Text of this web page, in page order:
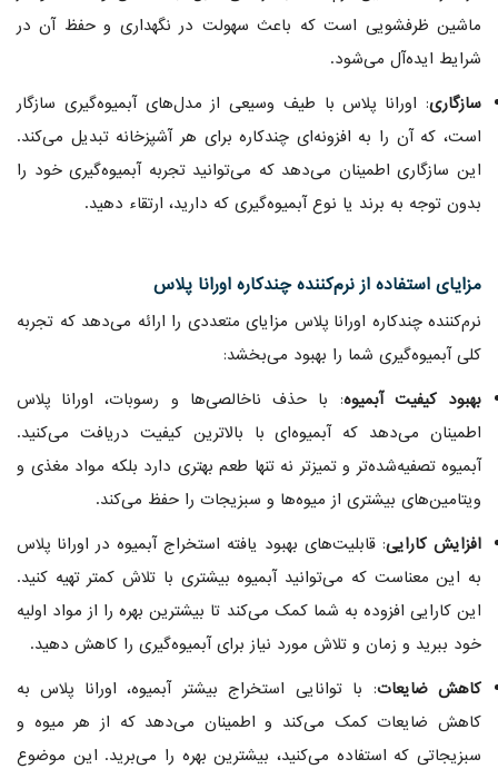
ماشین ظرفشویی است که باعث سهولت در نگهداری و حفظ آن در
شرایط ایده‌آل می‌شود.
سازگاری: اورانا پلاس با طیف وسیعی از مدل‌های آبمیوه‌گیری سازگار
است، که آن را به افزونه‌ای چندکاره برای هر آشپزخانه تبدیل می‌کند.
این سازگاری اطمینان می‌دهد که می‌توانید تجربه آبمیوه‌گیری خود را
بدون توجه به برند یا نوع آبمیوه‌گیری که دارید، ارتقاء دهید.
مزایای استفاده از نرم‌کننده چندکاره اورانا پلاس
نرم‌کننده چندکاره اورانا پلاس مزایای متعددی را ارائه می‌دهد که تجربه
کلی آبمیوه‌گیری شما را بهبود می‌بخشد:
بهبود کیفیت آبمیوه: با حذف ناخالصی‌ها و رسوبات، اورانا پلاس
اطمینان می‌دهد که آبمیوه‌ای با بالاترین کیفیت دریافت می‌کنید.
آبمیوه تصفیه‌شده‌تر و تمیزتر نه تنها طعم بهتری دارد بلکه مواد مغذی و
ویتامین‌های بیشتری از میوه‌ها و سبزیجات را حفظ می‌کند.
افزایش کارایی: قابلیت‌های بهبود یافته استخراج آبمیوه در اورانا پلاس
به این معناست که می‌توانید آبمیوه بیشتری با تلاش کمتر تهیه کنید.
این کارایی افزوده به شما کمک می‌کند تا بیشترین بهره را از مواد اولیه
خود ببرید و زمان و تلاش مورد نیاز برای آبمیوه‌گیری را کاهش دهید.
کاهش ضایعات: با توانایی استخراج بیشتر آبمیوه، اورانا پلاس به
کاهش ضایعات کمک می‌کند و اطمینان می‌دهد که از هر میوه و
سبزیجاتی که استفاده می‌کنید، بیشترین بهره را می‌برید. این موضوع